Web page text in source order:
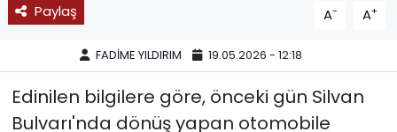
Paylaş A- A+
FADİME YILDIRIM 19.05.2026 - 12:18
Edinilen bilgilere göre, önceki gün Silvan
Bulvarı'nda dönüş yapan otomobile